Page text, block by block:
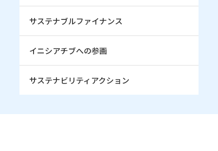
コンプライアンス意識醸成の取組み
リスクマネジメント
消費者志向自主宣言
サステナブルファイナンス
イニシアチブへの参画
サステナビリティアクション